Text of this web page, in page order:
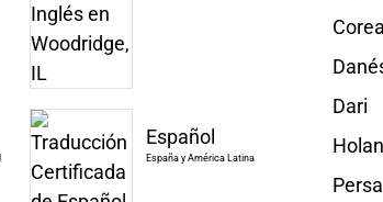
Español
España y América Latina
Dari
Persa